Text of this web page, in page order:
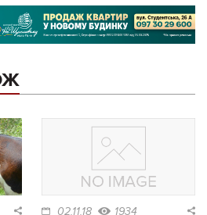
02.11.18 1934